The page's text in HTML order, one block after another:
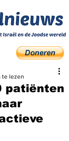
patiënten
te lezen